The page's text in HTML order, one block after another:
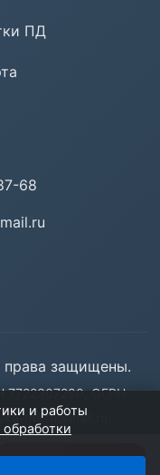
ПД
68
защищены.
7722307280, ОГРН
ms.ru@mail.ru
дом 71
и работы